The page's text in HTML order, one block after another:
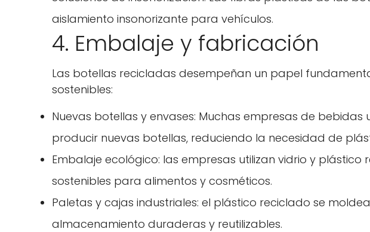
aislamiento insonorizante para vehículos.
4. Embalaje y fabricación
Las botellas recicladas desempeñan un papel
sostenibles:
Nuevas botellas y envases: Muchas empresas de bebidas
producir nuevas botellas, reduciendo la necesidad de
Embalaje ecológico: las empresas utilizan vidrio y
sostenibles para alimentos y cosméticos.
Paletas y cajas industriales: el plástico reciclado se
almacenamiento duraderas y reutilizables.